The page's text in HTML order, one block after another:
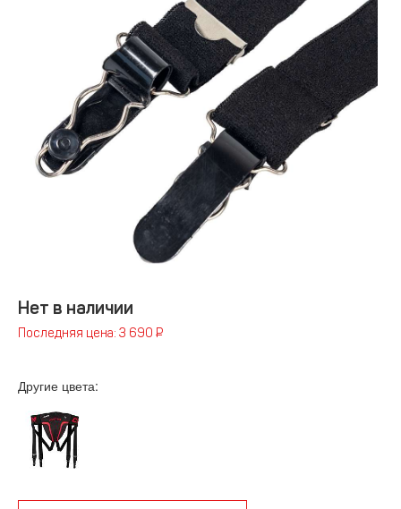
Нет в наличии
Последняя цена: 3 690 ₽
Другие цвета: